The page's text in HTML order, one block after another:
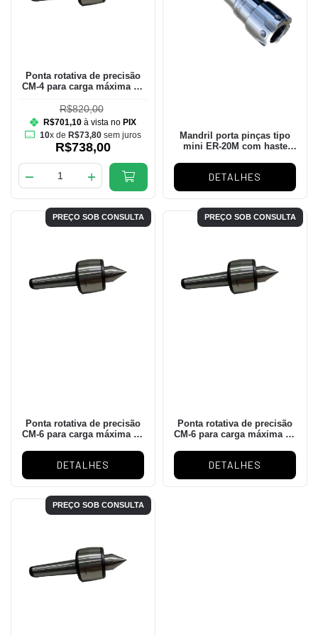
Ponta rotativa de precisão
CM-4 para carga máxima de
3.800rpm
R$820,00
R$701,10 à vista no PIX
10x de R$73,80sem juros
R$738,00
Mandril porta pinças tipo
mini ER-20M com haste
DETALHES
PREÇO SOB CONSULTA
Ponta rotativa de precisão
CM-6 para carga máxima de
DETALHES
PREÇO SOB CONSULTA
Ponta rotativa de precisão
CM-6 para carga máxima de
DETALHES
PREÇO SOB CONSULTA